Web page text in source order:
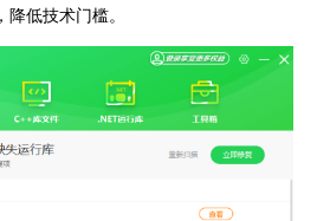
低技术门槛。